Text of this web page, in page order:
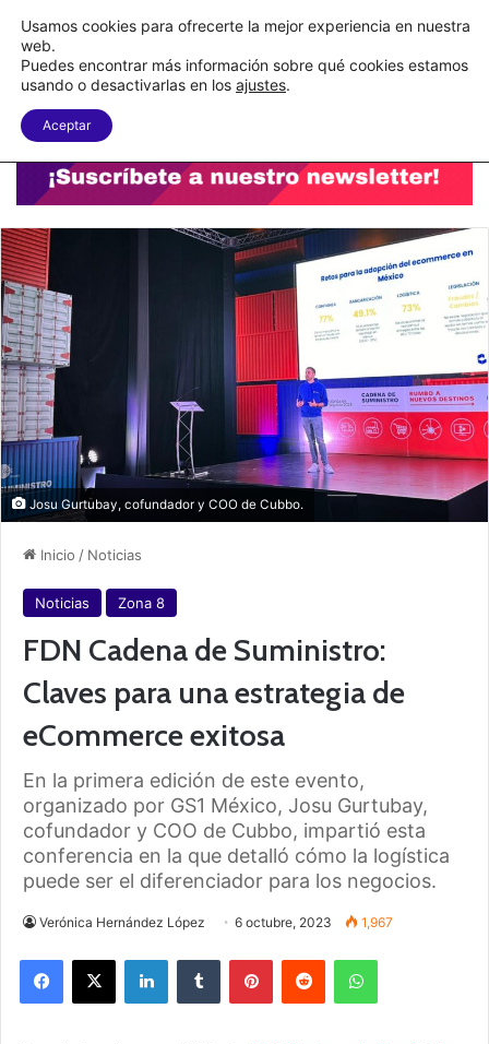
C&A México completa la implementación de su WMS en la nube
Menu
Josu Gurtubay, cofundador y COO de Cubbo.
Inicio / Noticias
Noticias Zona 8
FDN Cadena de Suministro:
Claves para una estrategia de
eCommerce exitosa
En la primera edición de este evento,
organizado por GS1 México, Josu Gurtubay,
cofundador y COO de Cubbo, impartió esta
conferencia en la que detalló cómo la logística
puede ser el diferenciador para los negocios.
Verónica Hernández López 6 octubre, 2023 1,967
Usamos cookies para ofrecerte la mejor experiencia en nuestra
web.
Puedes encontrar más información sobre qué cookies estamos
usando o desactivarlas en los ajustes.
Aceptar